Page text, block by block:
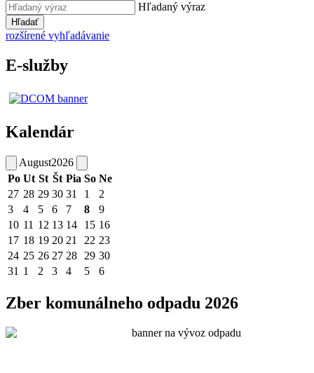
Hľadaný výraz
Hľadať
rozšírené vyhľadávanie
E-služby
Kalendár
August2026
Po Ut St Št Pia So Ne
27 28 29 30 31 1
2
3
4 5 6 7 8
9
10 11 12 13 14 15 16
17 18 19 20 21 22 23
24 25 26 27 28 29 30
31 1 2 3 4 5 6
Zber komunálneho odpadu 2026